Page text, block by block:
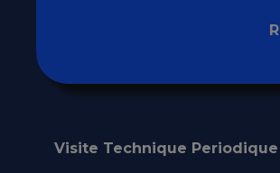
Visite Technique Periodique